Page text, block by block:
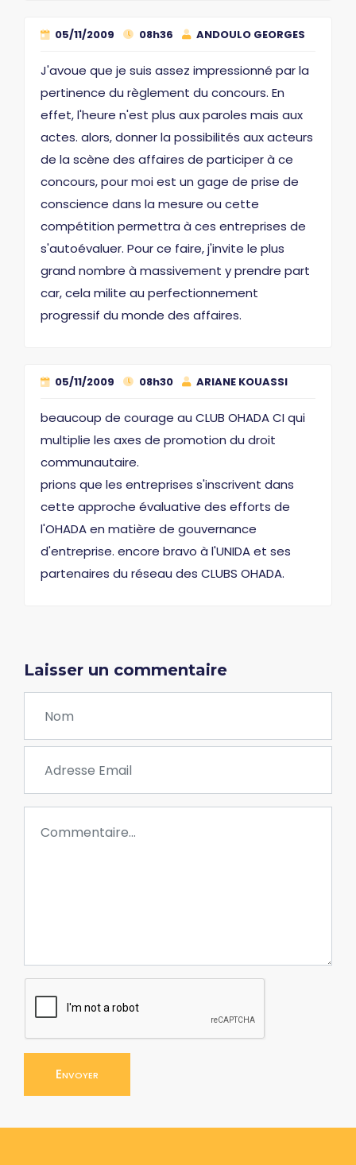
05/11/2009 08h36 ANDOULO GEORGES
J'avoue que je suis assez impressionné par la
pertinence du règlement du concours. En
effet, l'heure n'est plus aux paroles mais aux
actes. alors, donner la possibilités aux acteurs
de la scène des affaires de participer à ce
concours, pour moi est un gage de prise de
conscience dans la mesure ou cette
compétition permettra à ces entreprises de
s'autoévaluer. Pour ce faire, j'invite le plus
grand nombre à massivement y prendre part
car, cela milite au perfectionnement
progressif du monde des affaires.
05/11/2009 08h30 ARIANE KOUASSI
beaucoup de courage au CLUB OHADA CI qui
multiplie les axes de promotion du droit
communautaire.
prions que les entreprises s'inscrivent dans
cette approche évaluative des efforts de
l'OHADA en matière de gouvernance
d'entreprise. encore bravo à l'UNIDA et ses
partenaires du réseau des CLUBS OHADA.
Laisser un commentaire
Envoyer